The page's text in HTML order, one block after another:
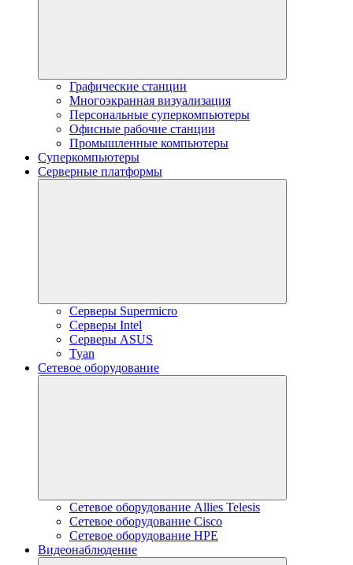
Графические станции
Многоэкранная визуализация
Персональные суперкомпьютеры
Офисные рабочие станции
Промышленные компьютеры
Суперкомпьютеры
Серверные платформы
Серверы Supermicro
Серверы Intel
Серверы ASUS
Tyan
Сетевое оборудование
Сетевое оборудование Allies Telesis
Сетевое оборудование Cisco
Сетевое оборудование HPE
Видеонаблюдение